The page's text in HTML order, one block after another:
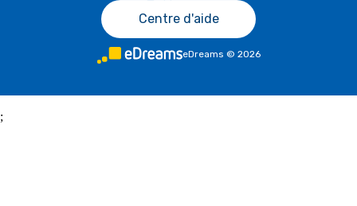
Centre d'aide
eDreams © 2026
;